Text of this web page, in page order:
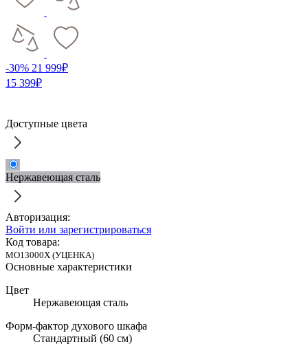
-30% 21 999₽
15 399₽
Доступные цвета
Нержавеющая сталь
Авторизация:
Войти или зарегистрироваться
Код товара:
MO13000X (УЦЕНКА)
Основные характеристики
Цвет
Нержавеющая сталь
Форм-фактор духового шкафа
Стандартный (60 см)